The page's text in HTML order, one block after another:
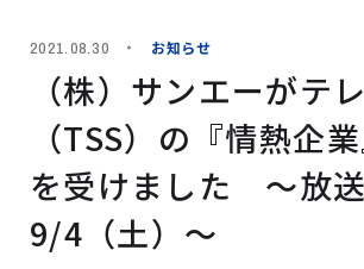
2021.08.30 お知らせ
（株）サンエーがテ
（TSS）の『情熱企
を受けました ～放
9/4（土）～